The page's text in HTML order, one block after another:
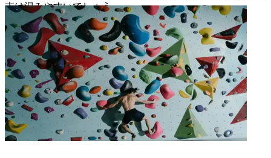
末は混みやすいでしょう。